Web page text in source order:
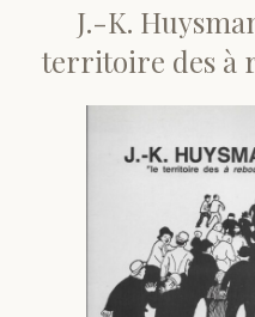
J.-K.
territoire des à